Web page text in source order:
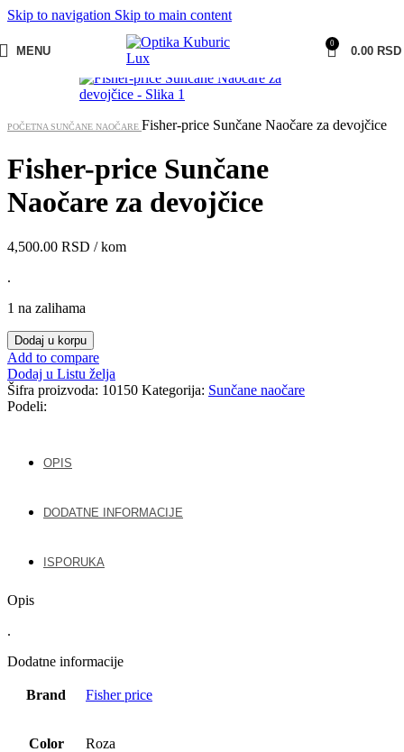
Skip to navigation Skip to main content
MENU
0
0.00 RSD
POČETNA SUNČANE NAOČARE Fisher-price Sunčane Naočare za devojčice
Fisher-price Sunčane
Naočare za devojčice
4,500.00 RSD / kom
.
1 na zalihama
Dodaj u korpu
Add to compare
Dodaj u Listu želja
Šifra proizvoda: 10150 Kategorija: Sunčane naočare
Podeli:
OPIS
DODATNE INFORMACIJE
ISPORUKA
Opis
.
Dodatne informacije
Brand Fisher price
Color Roza